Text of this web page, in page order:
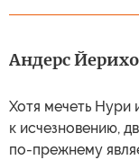
Андерс
Хотя мечеть Нури
к исчезновению,
по-прежнему